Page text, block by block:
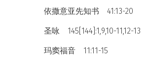
依撒意亚先知书 41:13-20
圣咏 145[144]:1,9,10-11,12-13
玛窦福音 11:11-15